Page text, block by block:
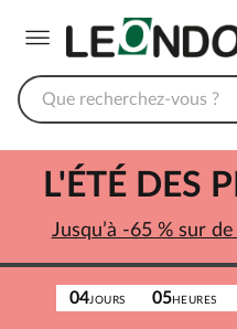
04JOURS 05HEURES
L'ÉTÉ DES
Jusqu’à -65 % sur